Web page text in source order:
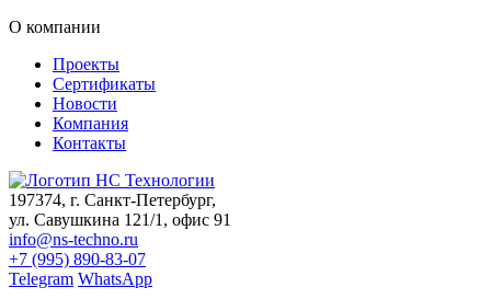
О компании
Проекты
Сертификаты
Новости
Компания
Контакты
197374, г. Санкт-Петербург,
ул. Савушкина 121/1, офис 91
info@ns-techno.ru
+7 (995) 890-83-07
Telegram WhatsApp